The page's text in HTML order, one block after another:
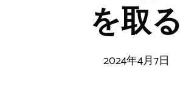
を取る
2024年4月7日